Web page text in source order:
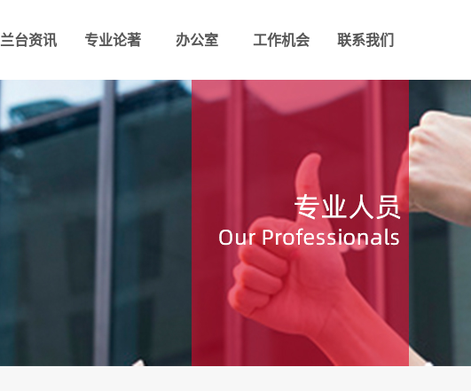
兰台资讯 专业论著 办公室 工作机会 联系我们